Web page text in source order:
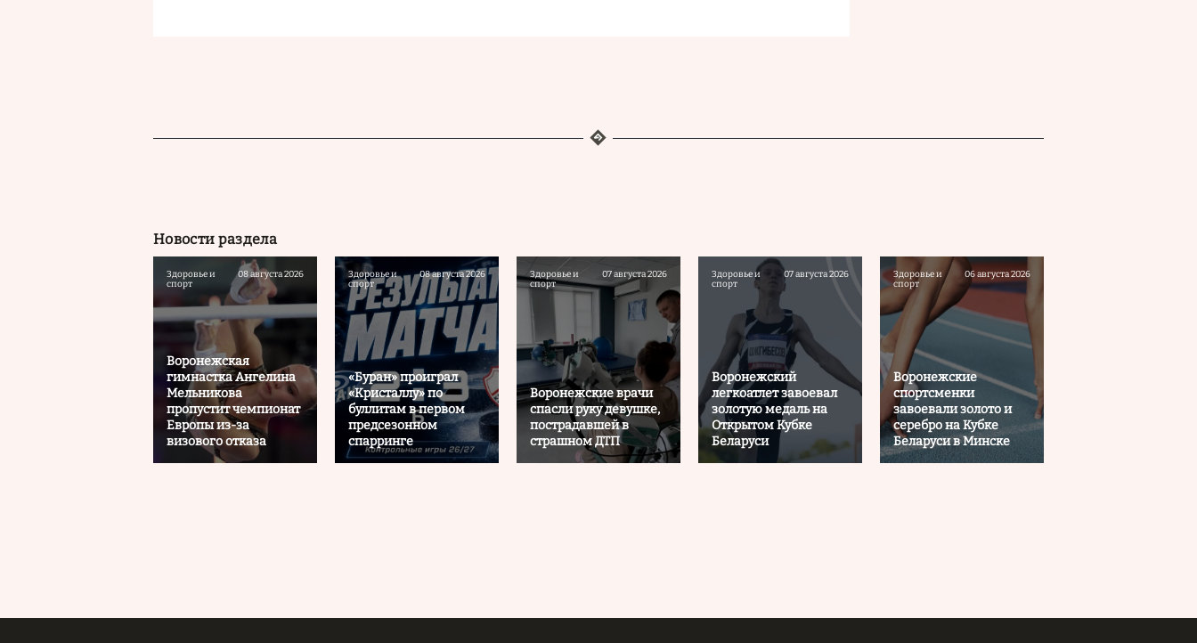
Новости раздела
Здоровье и
спорт
08 августа 2026
Воронежская
гимнастка Ангелина
Мельникова
пропустит чемпионат
Европы из-за
визового отказа
Здоровье и
спорт
08 августа 2026
«Буран» проиграл
«Кристаллу» по
буллитам в первом
предсезонном
спарринге
Здоровье и
спорт
07 августа 2026
Воронежские врачи
спасли руку девушке,
пострадавшей в
страшном ДТП
Здоровье и
спорт
07 августа 2026
Воронежский
легкоатлет завоевал
золотую медаль на
Открытом Кубке
Беларуси
Здоровье и
спорт
06 августа 2026
Воронежские
спортсменки
завоевали золото и
серебро на Кубке
Беларуси в Минске